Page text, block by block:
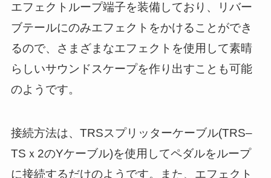
エフェクトループ端子を装備しており、リバー
ブテールにのみエフェクトをかけることができ
るので、さまざまなエフェクトを使用して素晴
らしいサウンドスケープを作り出すことも可能
のようです。
接続方法は、TRSスプリッターケーブル(TRS–
TSｘ2のYケーブル)を使用してペダルをループ
に接続するだけのようです。また、エフェクト